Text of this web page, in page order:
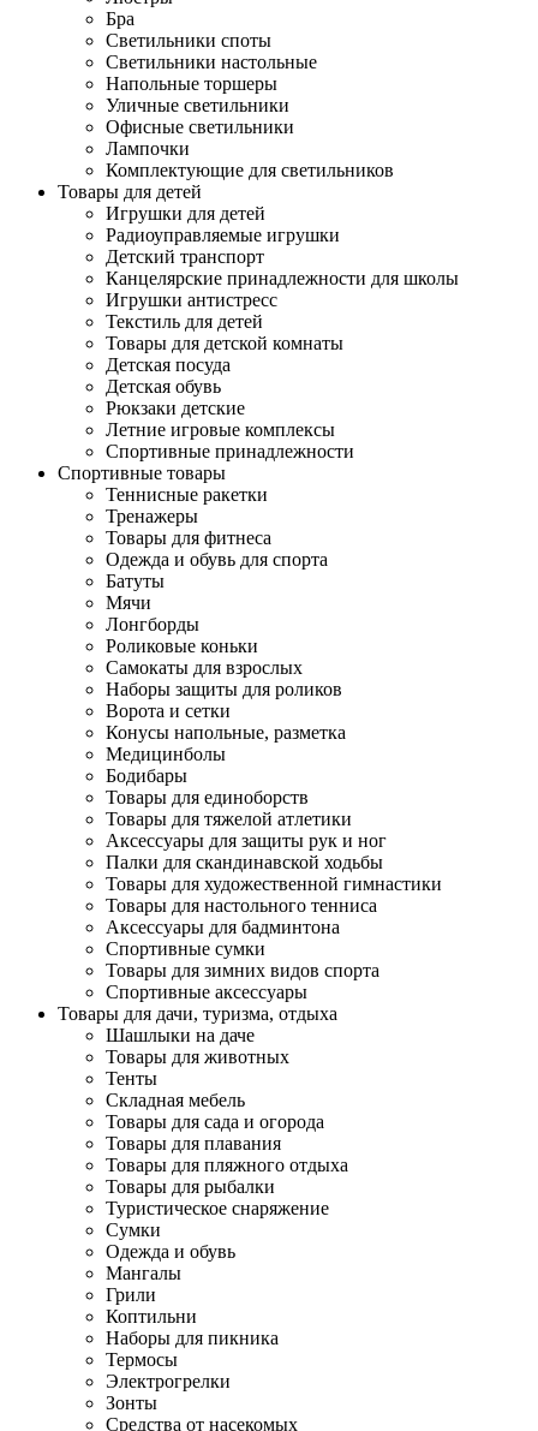
Бра
Светильники споты
Светильники настольные
Напольные торшеры
Уличные светильники
Офисные светильники
Лампочки
Комплектующие для светильников
Товары для детей
Игрушки для детей
Радиоуправляемые игрушки
Детский транспорт
Канцелярские принадлежности для школы
Игрушки антистресс
Текстиль для детей
Товары для детской комнаты
Детская посуда
Детская обувь
Рюкзаки детские
Летние игровые комплексы
Спортивные принадлежности
Спортивные товары
Теннисные ракетки
Тренажеры
Товары для фитнеса
Одежда и обувь для спорта
Батуты
Мячи
Лонгборды
Роликовые коньки
Самокаты для взрослых
Наборы защиты для роликов
Ворота и сетки
Конусы напольные, разметка
Медицинболы
Бодибары
Товары для единоборств
Товары для тяжелой атлетики
Аксессуары для защиты рук и ног
Палки для скандинавской ходьбы
Товары для художественной гимнастики
Товары для настольного тенниса
Аксессуары для бадминтона
Спортивные сумки
Товары для зимних видов спорта
Спортивные аксессуары
Товары для дачи, туризма, отдыха
Шашлыки на даче
Товары для животных
Тенты
Складная мебель
Товары для сада и огорода
Товары для плавания
Товары для пляжного отдыха
Товары для рыбалки
Туристическое снаряжение
Сумки
Одежда и обувь
Мангалы
Грили
Коптильни
Наборы для пикника
Термосы
Электрогрелки
Зонты
Средства от насекомых